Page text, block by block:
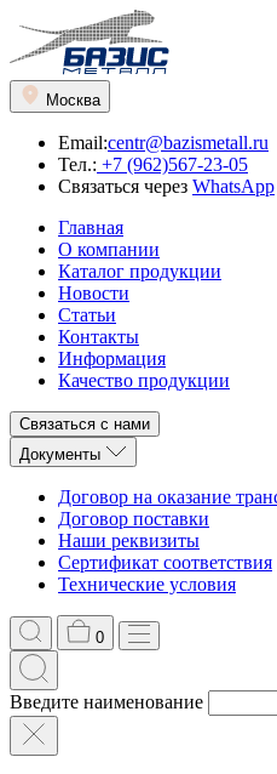
Москва
Email:centr@bazismetall.ru
Тел.: +7 (962)567-23-05
Связаться через WhatsApp
Главная
О компании
Каталог продукции
Новости
Статьи
Контакты
Информация
Качество продукции
Связаться с нами
Документы
Договор на оказание
Договор поставки
Наши реквизиты
Сертификат соответствия
Технические условия
0
Введите наименование